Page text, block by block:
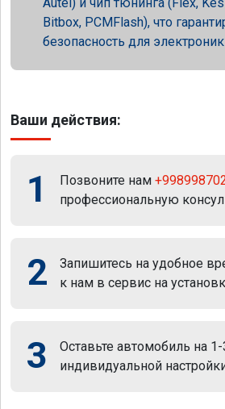
Bitbox, PCMFlash), что
безопасность для
Ваши действия:
1 Позвоните нам
профессиональную
2
Запишитесь на удобное
к нам в сервис на
3
Оставьте автомобиль на 1-
индивидуальной